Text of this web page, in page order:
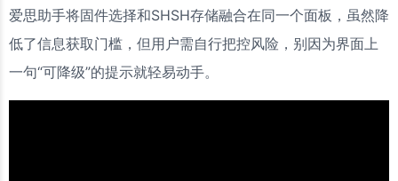
爱思助手将固件选择和SHSH存储融合在同一个面板，虽然降
低了信息获取门槛，但用户需自行把控风险，别因为界面上
一句“可降级”的提示就轻易动手。